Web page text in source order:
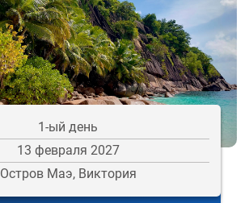
1-ый день
13 февраля 2027
Остров Маэ, Виктория